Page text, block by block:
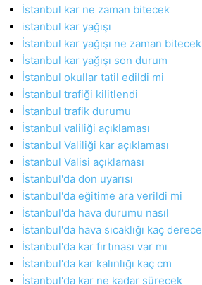
İstanbul kar ne zaman bitecek
istanbul kar yağışı
İstanbul kar yağışı ne zaman bitecek
İstanbul kar yağışı son durum
İstanbul okullar tatil edildi mi
İstanbul trafiği kilitlendi
İstanbul trafik durumu
İstanbul valiliği açıklaması
İstanbul Valiliği kar açıklaması
İstanbul Valisi açıklaması
İstanbul'da don uyarısı
İstanbul'da eğitime ara verildi mi
İstanbul'da hava durumu nasıl
İstanbul'da hava sıcaklığı kaç derece
İstanbul'da kar fırtınası var mı
İstanbul'da kar kalınlığı kaç cm
İstanbul'da kar ne kadar sürecek